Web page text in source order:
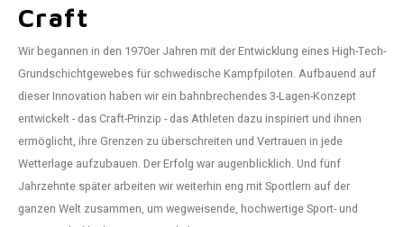
Craft
Wir begannen in den 1970er Jahren mit der Entwicklung eines High-Tech-
Grundschichtgewebes für schwedische Kampfpiloten. Aufbauend auf
dieser Innovation haben wir ein bahnbrechendes 3-Lagen-Konzept
entwickelt - das Craft-Prinzip - das Athleten dazu inspiriert und ihnen
ermöglicht, ihre Grenzen zu überschreiten und Vertrauen in jede
Wetterlage aufzubauen. Der Erfolg war augenblicklich. Und fünf
Jahrzehnte später arbeiten wir weiterhin eng mit Sportlern auf der
ganzen Welt zusammen, um wegweisende, hochwertige Sport- und